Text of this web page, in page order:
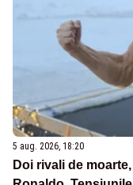
5 aug. 2026, 18:20
Doi rivali de